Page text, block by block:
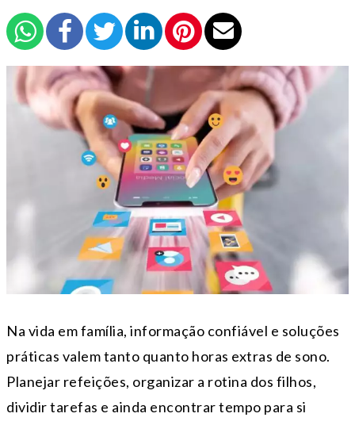
Na vida em família, informação confiável e soluções
práticas valem tanto quanto horas extras de sono.
Planejar refeições, organizar a rotina dos filhos,
dividir tarefas e ainda encontrar tempo para si